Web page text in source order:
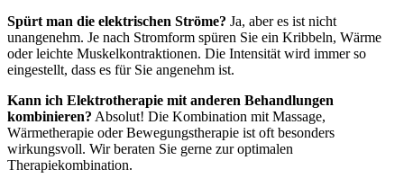
Spürt man die elektrischen Ströme? Ja, aber es ist nicht
unangenehm. Je nach Stromform spüren Sie ein Kribbeln, Wärme
oder leichte Muskelkontraktionen. Die Intensität wird immer so
eingestellt, dass es für Sie angenehm ist.
Kann ich Elektrotherapie mit anderen Behandlungen
kombinieren? Absolut! Die Kombination mit Massage,
Wärmetherapie oder Bewegungstherapie ist oft besonders
wirkungsvoll. Wir beraten Sie gerne zur optimalen
Therapiekombination.